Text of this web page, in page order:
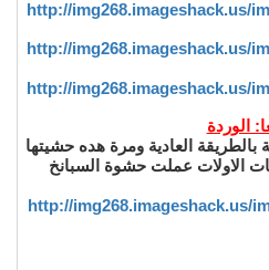
الوردة
العادية ومرة هده حشيتها
الاولات عملت حشوة السبانخ